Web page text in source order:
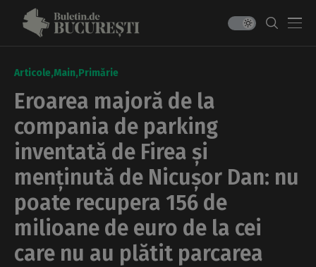
Articole Main Primărie
Eroarea majoră de la
compania de parking
inventată de Firea și
menținută de Nicușor Dan: nu
poate recupera 156 de
milioane de euro de la cei
care nu au plătit parcarea